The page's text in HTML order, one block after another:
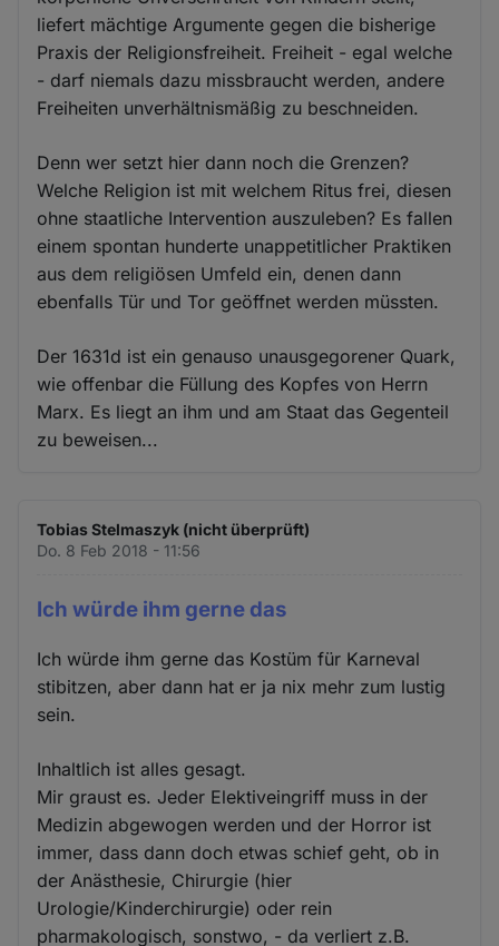
liefert mächtige Argumente gegen die bisherige
Praxis der Religionsfreiheit. Freiheit - egal welche
- darf niemals dazu missbraucht werden, andere
Freiheiten unverhältnismäßig zu beschneiden.
Denn wer setzt hier dann noch die Grenzen?
Welche Religion ist mit welchem Ritus frei, diesen
ohne staatliche Intervention auszuleben? Es fallen
einem spontan hunderte unappetitlicher Praktiken
aus dem religiösen Umfeld ein, denen dann
ebenfalls Tür und Tor geöffnet werden müssten.
Der 1631d ist ein genauso unausgegorener Quark,
wie offenbar die Füllung des Kopfes von Herrn
Marx. Es liegt an ihm und am Staat das Gegenteil
zu beweisen...
Tobias Stelmaszyk (nicht überprüft)
Do. 8 Feb 2018 - 11:56
Ich würde ihm gerne das
Ich würde ihm gerne das Kostüm für Karneval
stibitzen, aber dann hat er ja nix mehr zum lustig
sein.
Inhaltlich ist alles gesagt.
Mir graust es. Jeder Elektiveingriff muss in der
Medizin abgewogen werden und der Horror ist
immer, dass dann doch etwas schief geht, ob in
der Anästhesie, Chirurgie (hier
Urologie/Kinderchirurgie) oder rein
pharmakologisch, sonstwo, - da verliert z.B.